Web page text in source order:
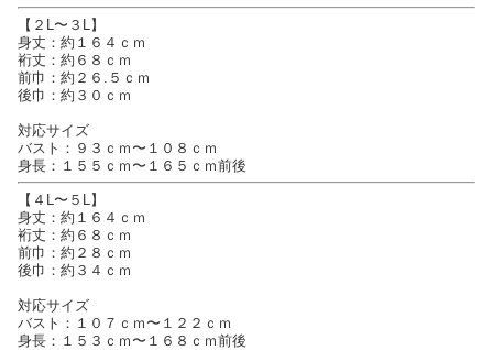
【２L〜３L】
身丈：約１６４ｃｍ
裄丈：約６８ｃｍ
前巾：約２６.５ｃｍ
後巾：約３０ｃｍ
対応サイズ
バスト：９３ｃｍ〜１０８ｃｍ
身長：１５５ｃｍ〜１６５ｃｍ前後
【４L〜５L】
身丈：約１６４ｃｍ
裄丈：約６８ｃｍ
前巾：約２８ｃｍ
後巾：約３４ｃｍ
対応サイズ
バスト：１０７ｃｍ〜１２２ｃｍ
身長：１５３ｃｍ〜１６８ｃｍ前後